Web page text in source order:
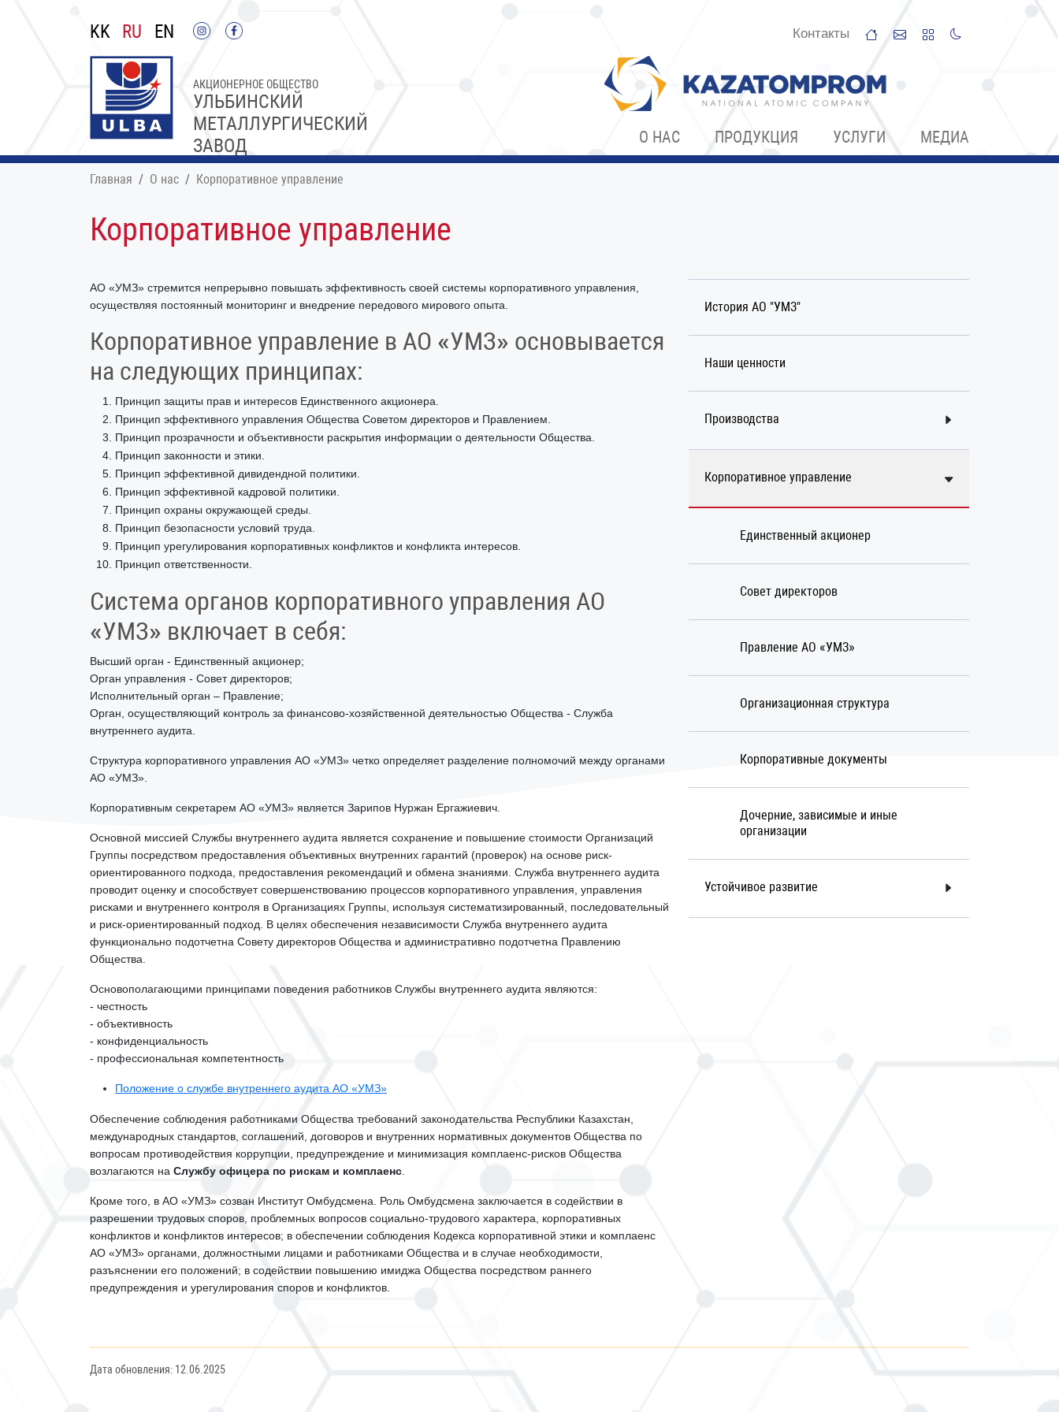
KK RU EN Контакты
УЛЬБИНСКИЙ
МЕТАЛЛУРГИЧЕСКИЙ
ЗАВОД
АКЦИОНЕРНОЕ ОБЩЕСТВО
О НАС ПРОДУКЦИЯ УСЛУГИ МЕДИА
Главная О нас Корпоративное управление
Корпоративное управление
АО «УМЗ» стремится непрерывно повышать эффективность своей системы корпоративного управления,
осуществляя постоянный мониторинг и внедрение передового мирового опыта.
Корпоративное управление в АО «УМЗ» основывается
на следующих принципах:
Принцип защиты прав и интересов Единственного акционера.
Принцип эффективного управления Общества Советом директоров и Правлением.
Принцип прозрачности и объективности раскрытия информации о деятельности Общества.
Принцип законности и этики.
Принцип эффективной дивидендной политики.
Принцип эффективной кадровой политики.
Принцип охраны окружающей среды.
Принцип безопасности условий труда.
Принцип урегулирования корпоративных конфликтов и конфликта интересов.
Принцип ответственности.
Система органов корпоративного управления АО
«УМЗ» включает в себя:
Высший орган - Единственный акционер;
Орган управления - Совет директоров;
Исполнительный орган – Правление;
Орган, осуществляющий контроль за финансово-хозяйственной деятельностью Общества - Служба
внутреннего аудита.
Структура корпоративного управления АО «УМЗ» четко определяет разделение полномочий между органами
АО «УМЗ».
Корпоративным секретарем АО «УМЗ» является Зарипов Нуржан Ергажиевич.
Основной миссией Службы внутреннего аудита является сохранение и повышение стоимости Организаций
Группы посредством предоставления объективных внутренних гарантий (проверок) на основе риск-
ориентированного подхода, предоставления рекомендаций и обмена знаниями. Служба внутреннего аудита
проводит оценку и способствует совершенствованию процессов корпоративного управления, управления
рисками и внутреннего контроля в Организациях Группы, используя систематизированный, последовательный
и риск-ориентированный подход. В целях обеспечения независимости Служба внутреннего аудита
функционально подотчетна Совету директоров Общества и административно подотчетна Правлению
Общества.
Основополагающими принципами поведения работников Службы внутреннего аудита являются:
- честность
- объективность
- конфиденциальность
- профессиональная компетентность
Положение о службе внутреннего аудита АО «УМЗ»
Обеспечение соблюдения работниками Общества требований законодательства Республики Казахстан,
международных стандартов, соглашений, договоров и внутренних нормативных документов Общества по
вопросам противодействия коррупции, предупреждение и минимизация комплаенс-рисков Общества
возлагаются на Службу офицера по рискам и комплаенс
Кроме того, в АО «УМЗ» созван Институт Омбудсмена . Роль Омбудсмена заключается в содействии в
разрешении трудовых споров, проблемных вопросов социально-трудового характера, корпоративных
конфликтов и конфликтов интересов; в обеспечении соблюдения Кодекса корпоративной этики и комплаенс
АО «УМЗ» органами, должностными лицами и работниками Общества и в случае необходимости,
разъяснении его положений; в содействии повышению имиджа Общества посредством раннего
предупреждения и урегулирования споров и конфликтов.
История АО "УМЗ"
Наши ценности
Производства
Корпоративное управление
Единственный акционер
Совет директоров
Правление АО «УМЗ»
Организационная структура
Корпоративные документы
Дочерние, зависимые и иные
организации
Устойчивое развитие
Дата обновления: 12.06.2025